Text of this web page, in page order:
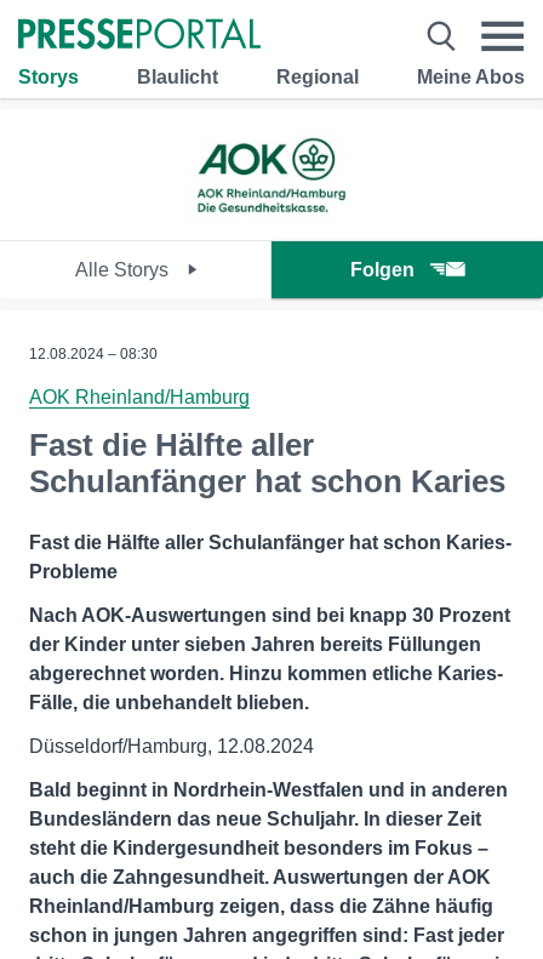
Storys Blaulicht Regional Meine Abos
Alle Storys Folgen
12.08.2024 – 08:30
AOK Rheinland/Hamburg
Fast die Hälfte aller
Schulanfänger hat schon Karies
Fast die Hälfte aller Schulanfänger hat schon Karies-
Probleme
Nach AOK-Auswertungen sind bei knapp 30 Prozent
der Kinder unter sieben Jahren bereits Füllungen
abgerechnet worden. Hinzu kommen etliche Karies-
Fälle, die unbehandelt blieben.
Düsseldorf/Hamburg, 12.08.2024
Bald beginnt in Nordrhein-Westfalen und in anderen
Bundesländern das neue Schuljahr. In dieser Zeit
steht die Kindergesundheit besonders im Fokus –
auch die Zahngesundheit. Auswertungen der AOK
Rheinland/Hamburg zeigen, dass die Zähne häufig
schon in jungen Jahren angegriffen sind: Fast jeder